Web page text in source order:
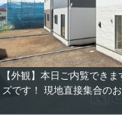
【外観】本日ご内覧でき
ズです！ 現地直接集合の